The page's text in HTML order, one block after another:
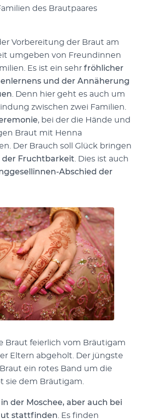
des Brautpaares
Vorbereitung der Braut am
umgeben von Freundinnen
Es ist ein sehr fröhlicher
und der Annäherung
. Denn hier geht es auch um
zwischen zwei Familien.
, bei der die Hände und
Braut mit Henna
Der Brauch soll Glück bringen
der Fruchtbarkeit . Dies ist auch
Abschied der
Braut feierlich vom Bräutigam
Eltern abgeholt. Der jüngste
ein rotes Band um die
sie dem Bräutigam.
in der Moschee, aber auch bei
stattfinden . Es finden